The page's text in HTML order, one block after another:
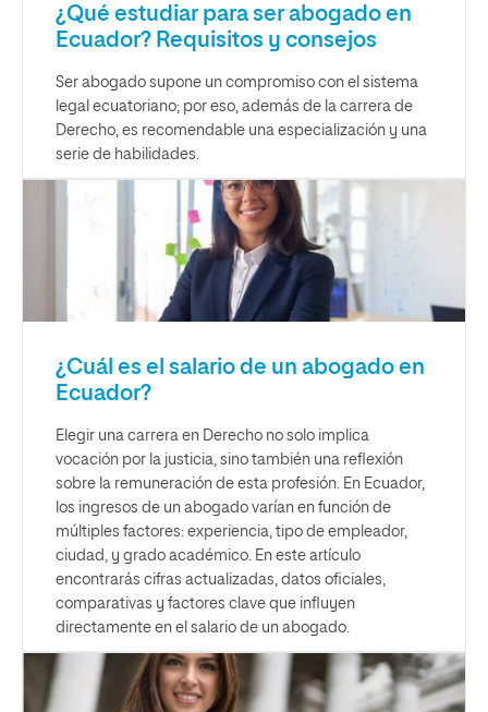
¿Qué estudiar para ser abogado en
Ecuador? Requisitos y consejos
Ser abogado supone un compromiso con el sistema
legal ecuatoriano; por eso, además de la carrera de
Derecho, es recomendable una especialización y una
serie de habilidades.
¿Cuál es el salario de un abogado en
Ecuador?
Elegir una carrera en Derecho no solo implica
vocación por la justicia, sino también una reflexión
sobre la remuneración de esta profesión. En Ecuador,
los ingresos de un abogado varían en función de
múltiples factores: experiencia, tipo de empleador,
ciudad, y grado académico. En este artículo
encontrarás cifras actualizadas, datos oficiales,
comparativas y factores clave que influyen
directamente en el salario de un abogado.